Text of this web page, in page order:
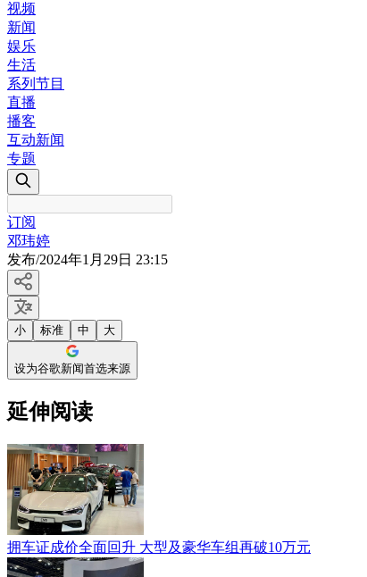
视频
新闻
娱乐
生活
系列节目
直播
播客
互动新闻
专题
订阅
邓玮婷
发布/2024年1月29日 23:15
小 标准 中 大
设为谷歌新闻首选来源
延伸阅读
拥车证成价全面回升 大型及豪华车组再破10万元